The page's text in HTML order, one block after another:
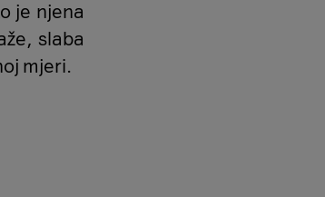
je njena
slaba
mjeri.